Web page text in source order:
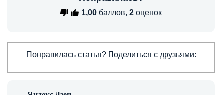
1,00 баллов, 2 оценок
Понравилась статья? Поделиться с друзьями: